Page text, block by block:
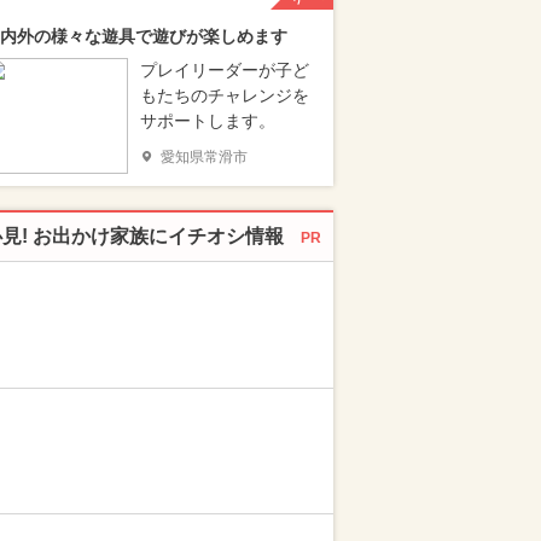
外の様々な遊具で遊びが楽しめます
プレイリーダーが子ど
もたちのチャレンジを
サポートします。
愛知県常滑市
! お出かけ家族にイチオシ情報 PR